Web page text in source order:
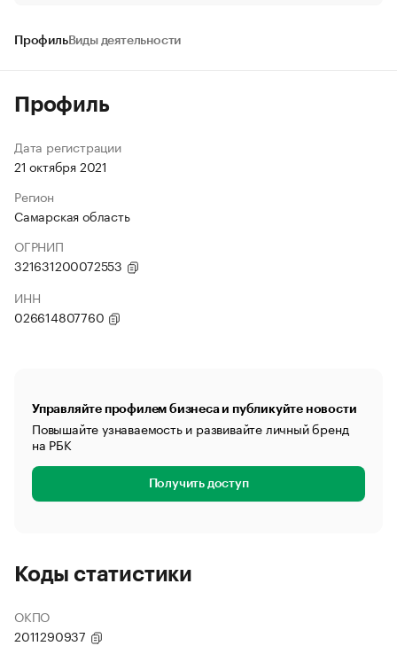
ПрофильВиды деятельности
Профиль
Дата регистрации
21 октября 2021
Регион
Самарская область
ОГРНИП
321631200072553
ИНН
026614807760
Управляйте профилем бизнеса и публикуйте новости
Повышайте узнаваемость и развивайте личный бренд
на РБК
Получить доступ
Коды статистики
ОКПО
2011290937